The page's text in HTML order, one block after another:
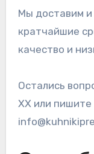
Мы доставим и
кратчайшие
качество и
Остались
XX или